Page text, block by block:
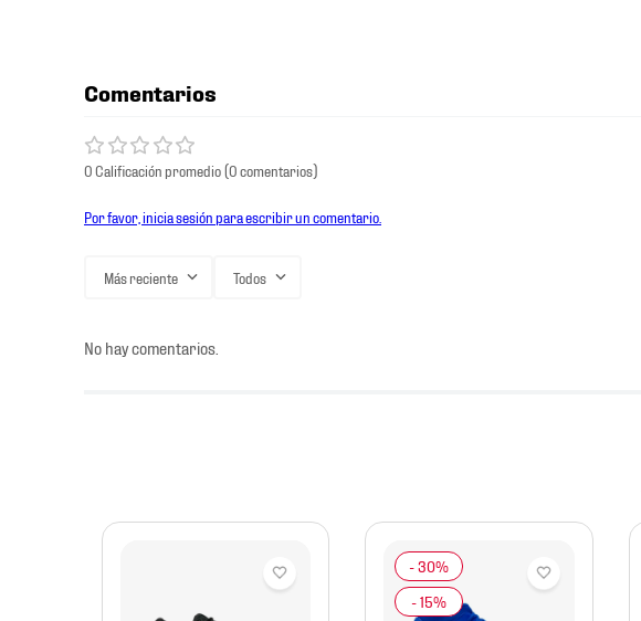
Comentarios
0 Calificación promedio(0 comentarios)
Por favor, inicia sesión para escribir un comentario.
Más reciente Todos
No hay comentarios.